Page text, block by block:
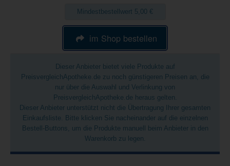
Mindestbestellwert 5,00 €
im Shop bestellen
Dieser Anbieter bietet viele Produkte auf
PreisvergleichApotheke.de zu noch günstigeren Preisen an, die
nur über die Auswahl und Verlinkung von
PreisvergleichApotheke.de heraus gelten.
Dieser Anbieter unterstützt nicht die Übertragung Ihrer gesamten
Einkaufsliste. Bitte klicken Sie nacheinander auf die einzelnen
Bestell-Buttons, um die Produkte manuell beim Anbieter in den
Warenkorb zu legen.